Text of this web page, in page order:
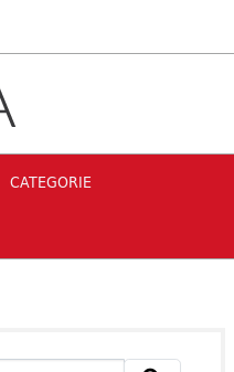
CATEGORIE